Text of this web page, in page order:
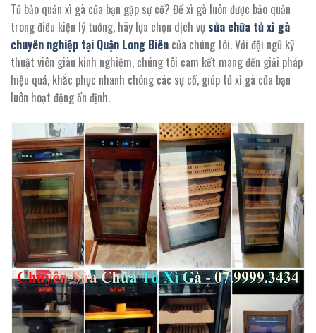
Tủ bảo quản xì gà của bạn gặp sự cố? Để xì gà luôn được bảo quản
trong điều kiện lý tưởng, hãy lựa chọn dịch vụ sửa chữa tủ xì gà
chuyên nghiệp tại Quận Long Biên của chúng tôi. Với đội ngũ kỹ
thuật viên giàu kinh nghiệm, chúng tôi cam kết mang đến giải pháp
hiệu quả, khắc phục nhanh chóng các sự cố, giúp tủ xì gà của bạn
luôn hoạt động ổn định.